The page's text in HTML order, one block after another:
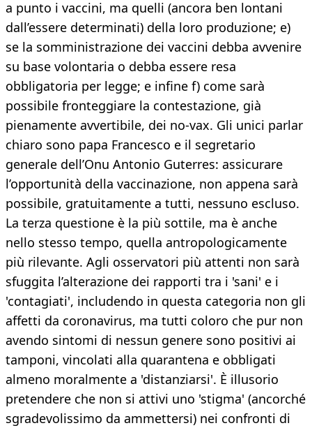
a punto i vaccini, ma quelli (ancora ben lontani
dall’essere determinati) della loro produzione; e)
se la somministrazione dei vaccini debba avvenire
su base volontaria o debba essere resa
obbligatoria per legge; e infine f) come sarà
possibile fronteggiare la contestazione, già
pienamente avvertibile, dei no-vax. Gli unici parlar
chiaro sono papa Francesco e il segretario
generale dell’Onu Antonio Guterres: assicurare
l’opportunità della vaccinazione, non appena sarà
possibile, gratuitamente a tutti, nessuno escluso.
La terza questione è la più sottile, ma è anche
nello stesso tempo, quella antropologicamente
più rilevante. Agli osservatori più attenti non sarà
sfuggita l’alterazione dei rapporti tra i 'sani' e i
'contagiati', includendo in questa categoria non gli
affetti da coronavirus, ma tutti coloro che pur non
avendo sintomi di nessun genere sono positivi ai
tamponi, vincolati alla quarantena e obbligati
almeno moralmente a 'distanziarsi'. È illusorio
pretendere che non si attivi uno 'stigma' (ancorché
sgradevolissimo da ammettersi) nei confronti di